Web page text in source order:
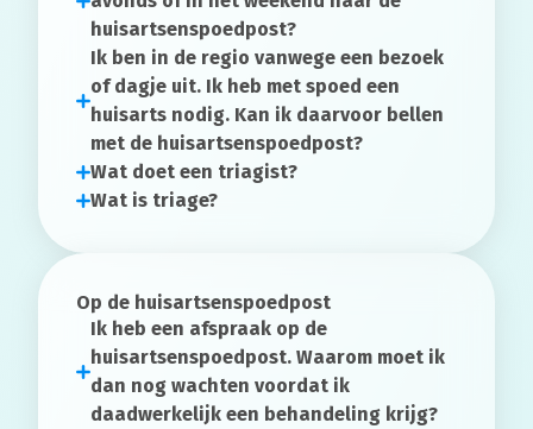
huisartsenspoedpost?
Ik ben in de regio vanwege een bezoek
of dagje uit. Ik heb met spoed een
huisarts nodig. Kan ik daarvoor bellen
met de huisartsenspoedpost?
Wat doet een triagist?
Wat is triage?
Op de huisartsenspoedpost
Ik heb een afspraak op de
huisartsenspoedpost. Waarom moet ik
dan nog wachten voordat ik
daadwerkelijk een behandeling krijg?